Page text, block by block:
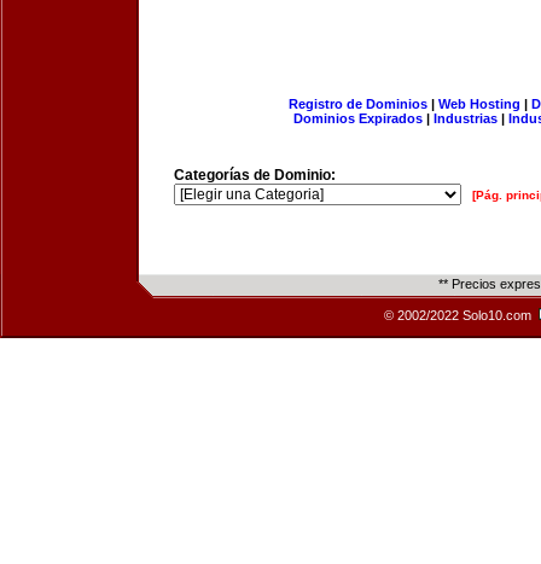
Registro de Dominios| Web Hosting |
Dominios Expirados | Industrias |
Categorías de Dominio:
[Pág.
** Precios
© 2002/2022 Solo10.com